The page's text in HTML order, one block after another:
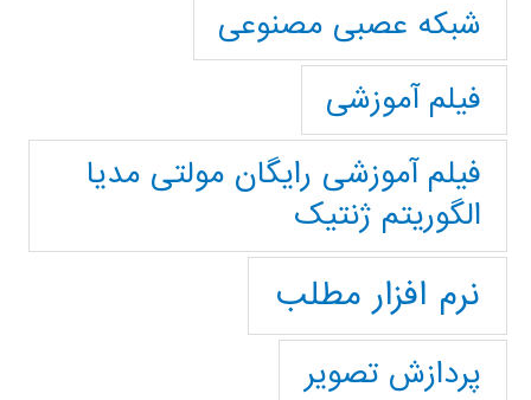
شبکه عصبی مصنوعی
فیلم آموزشی
فیلم آموزشی رایگان مولتی مدیا
الگوریتم ژنتیک
نرم افزار مطلب
پردازش تصویر